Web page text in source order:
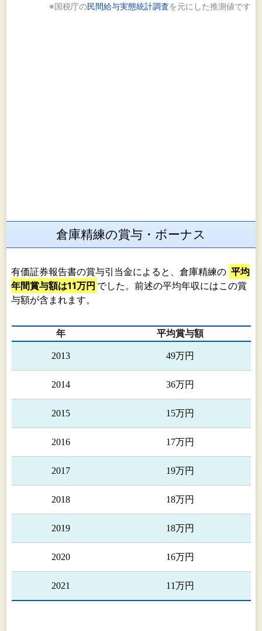
※国税庁の民間給与実態統計調査を元にした推測値です
倉庫精練の賞与・ボーナス
有価証券報告書の賞与引当金によると、倉庫精練の 平均
年間賞与額は11万円 でした。前述の平均年収にはこの賞
与額が含まれます。
年 平均賞与額
2013 49万円
2014 36万円
2015 15万円
2016 17万円
2017 19万円
2018 18万円
2019 18万円
2020 16万円
2021 11万円